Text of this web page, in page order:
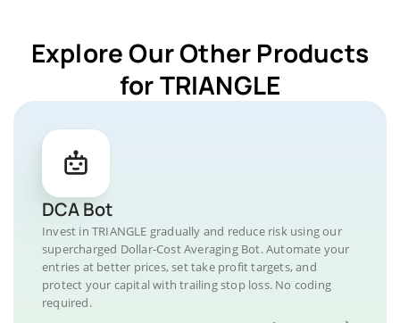
Explore Our Other Products
for TRIANGLE
DCA Bot
Invest in TRIANGLE gradually and reduce risk using our
supercharged Dollar-Cost Averaging Bot. Automate your
entries at better prices, set take profit targets, and
protect your capital with trailing stop loss. No coding
required.